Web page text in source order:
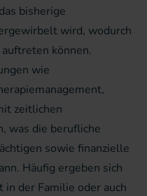
bisherige
wird, wodurch
können.
wie
zeitlichen
was die berufliche
sowie finanzielle
Häufig ergeben sich
der Familie oder auch